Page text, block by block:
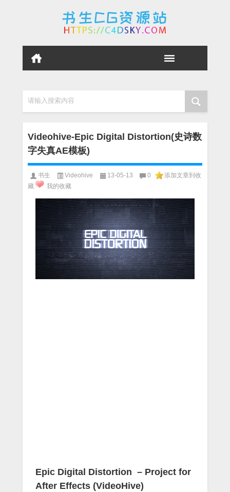
请输入搜索内容
Videohive-Epic Digital Distortion(史诗数
字失真AE模板)
书生 Videohive 13-05-13 0
添加文章到收
藏
我的收藏
Epic Digital Distortion – Project for
After Effects (VideoHive)